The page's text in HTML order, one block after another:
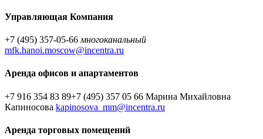
Управляющая Компания
+7 (495) 357-05-66 многоканальный
mfk.hanoi.moscow@incentra.ru
Аренда офисов и апартаментов
+7 916 354 83 89+7 (495) 357 05 66 Марина Михайловна
Капиносова kapinosova_mm@incentra.ru
Аренда торговых помещений